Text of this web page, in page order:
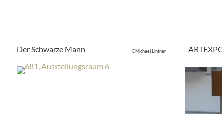
©Michael Lintner
Der Schwarze Mann